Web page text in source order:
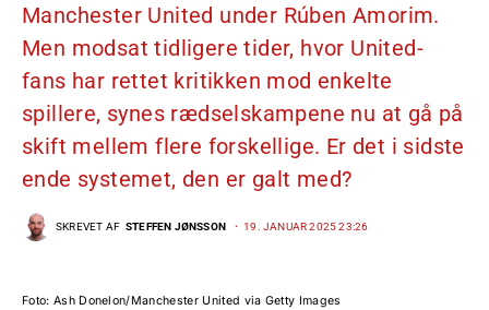
Manchester United under Rúben Amorim.
Men modsat tidligere tider, hvor United-
fans har rettet kritikken mod enkelte
spillere, synes rædselskampene nu at gå på
skift mellem flere forskellige. Er det i sidste
ende systemet, den er galt med?
SKREVET AF STEFFEN JØNSSON 19. JANUAR 2025 23:26
Foto: Ash Donelon/Manchester United via Getty Images